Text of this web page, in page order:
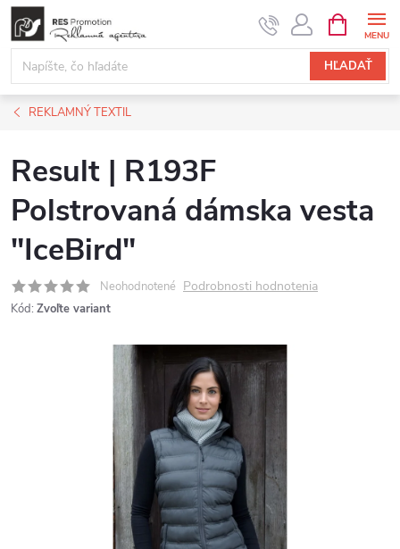
Prejsť
obsah
HĽADAŤ
KOŠÍK
REKLAMNÝ TEXTIL
Result | R193F
Polstrovaná dámska vesta
"IceBird"
Neohodnotené Podrobnosti hodnotenia
Kód: Zvoľte variant